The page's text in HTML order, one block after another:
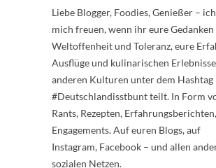
Liebe Blogger, Foodies, Genießer –
mich freuen, wenn ihr eure Gedanken
Weltoffenheit und Toleranz, eure
Ausflüge und kulinarischen
anderen Kulturen unter dem Hashtag
#Deutschlandisstbunt teilt. In Form
Rants, Rezepten, Erfahrungsberichten,
Engagements. Auf euren Blogs, auf
Instagram, Facebook – und allen
sozialen Netzen.